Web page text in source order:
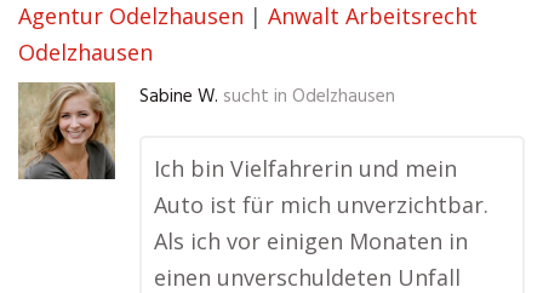
Agentur Odelzhausen | Anwalt Arbeitsrecht
Odelzhausen
Sabine W. sucht in Odelzhausen
Ich bin Vielfahrerin und mein
Auto ist für mich unverzichtbar.
Als ich vor einigen Monaten in
einen unverschuldeten Unfall